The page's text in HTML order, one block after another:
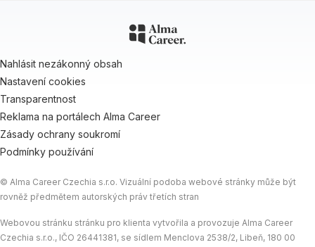
Nahlásit nezákonný obsah
Nastavení cookies
Transparentnost
Reklama na portálech Alma Career
Zásady ochrany soukromí
Podmínky používání
© Alma Career Czechia s.r.o. Vizuální podoba webové stránky může být
rovněž předmětem autorských práv třetích stran
Webovou stránku stránku pro klienta vytvořila a provozuje Alma Career
Czechia s.r.o., IČO 26441381, se sídlem Menclova 2538/2, Libeň, 180 00